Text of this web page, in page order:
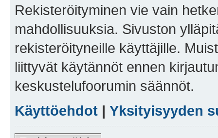
Rekisteröityminen vie vain
mahdollisuuksia. Sivuston
rekisteröityneille käyttäjille.
liittyvät käytännöt ennen
keskustelufoorumin säännöt.
Käyttöehdot | Yksityisyyden